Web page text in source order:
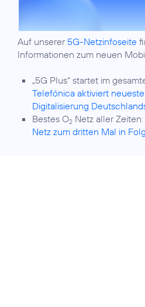
Auf unserer 5G-Netzinfoseite
Informationen zum neuen
„5G Plus“ startet im
Telefónica aktiviert
Digitalisierung
Bestes O2 Netz aller Zeiten:
Netz zum dritten Mal in